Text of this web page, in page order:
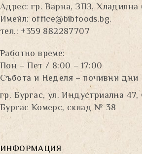
Адрес: гр. Варна, ЗПЗ, Хладилна
Имейл: office@bibfoods.bg.
тел.: +359 882287707
Работно време:
Пон – Пет / 8:00 – 17:00
Събота и Неделя – почивни дни
гр. Бургас, ул. Индустриална
Бургас Комерс, склад № 38
ИНФОРМАЦИЯ